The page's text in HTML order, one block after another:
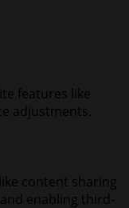
features like
adjustments.
content sharing
enabling third-